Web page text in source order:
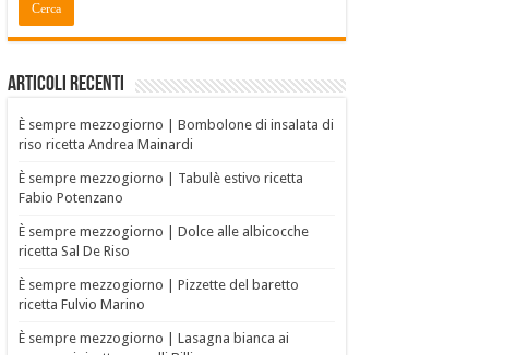
Articoli recenti
È sempre mezzogiorno | Bombolone di insalata di
riso ricetta Andrea Mainardi
È sempre mezzogiorno | Tabulè estivo ricetta
Fabio Potenzano
È sempre mezzogiorno | Dolce alle albicocche
ricetta Sal De Riso
È sempre mezzogiorno | Pizzette del baretto
ricetta Fulvio Marino
È sempre mezzogiorno | Lasagna bianca ai